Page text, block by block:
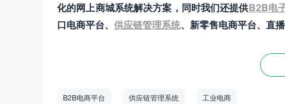
化的网上商城系统解决方案，同时我们还提供B2B电
口电商平台、 供应链管理系统、新零售电商平台、直
B2B电商平台 供应链管理系统 工业电商